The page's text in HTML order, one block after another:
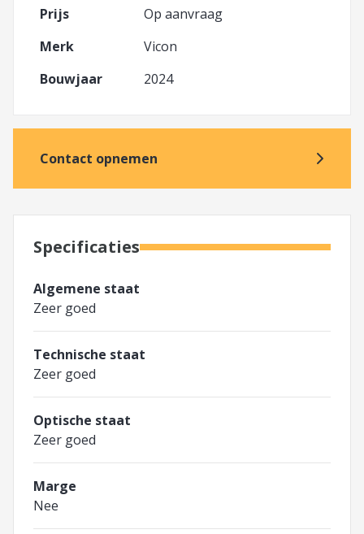
Prijs
Op aanvraag
Merk
Vicon
Bouwjaar
2024
Contact opnemen
Specificaties
Algemene staat
Zeer goed
Technische staat
Zeer goed
Optische staat
Zeer goed
Marge
Nee